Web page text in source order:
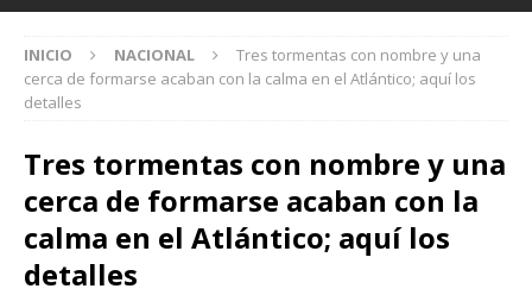
INICIO NACIONAL
Tres tormentas con nombre y una
cerca de formarse acaban con la calma en el Atlántico; aquí los
detalles
Tres tormentas con nombre y una
cerca de formarse acaban con la
calma en el Atlántico; aquí los
detalles